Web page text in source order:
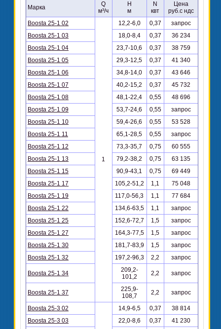
Марка
Q
м³/ч
Н
м
N
квт
Цена
руб.с ндс
Boosta 25-1 02
1
12,2-6,0 0,37
запрос
Boosta 25-1 03
18,0-8,4 0,37
36 234
Boosta 25-1 04
23,7-10,6 0,37
38 759
Boosta 25-1 05
29,3-12,5 0,37
41 340
Boosta 25-1 06
34,8-14,0 0,37
43 646
Boosta 25-1 07
40,2-15,2 0,37
45 732
Boosta 25-1 08
48,1-22,4 0,55
48 696
Boosta 25-1 09
53,7-24,6 0,55
запрос
Boosta 25-1 10
59,4-26,6 0,55
53 528
Boosta 25-1 11
65,1-28,5 0,55
запрос
Boosta 25-1 12
73,3-35,7 0,75
60 555
Boosta 25-1 13
79,2-38,2 0,75
63 135
Boosta 25-1 15
90,9-43,1 0,75
69 449
Boosta 25-1 17
105,2-51,2 1,1
75 048
Boosta 25-1 19
117,0-56,3 1,1
77 684
Boosta 25-1 22
134,6-63,5 1,1
запрос
Boosta 25-1 25
152,6-72,7 1,5
запрос
Boosta 25-1 27
164,3-77,5 1,5
запрос
Boosta 25-1 30
181,7-83,9 1,5
запрос
Boosta 25-1 32
197,2-96,3 2,2 запрос
Boosta 25-1 34
209,2-
101,2
2,2 запрос
Boosta 25-1 37
225,9-
108,7
2,2 запрос
Boosta 25-3 02 14,9-6,5 0,37
38 814
Boosta 25-3 03
22,0-8,6 0,37
41 230